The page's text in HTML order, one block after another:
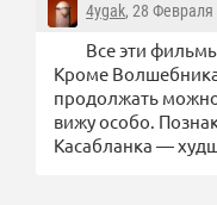
4ygak, 28 Февраля
Все эти
Кроме
продолжать
вижу особо.
Касабланка —